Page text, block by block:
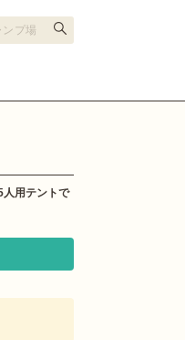
人用テントで